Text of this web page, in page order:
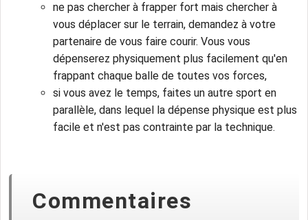
ne pas chercher à frapper fort mais chercher à
vous déplacer sur le terrain, demandez à votre
partenaire de vous faire courir. Vous vous
dépenserez physiquement plus facilement qu'en
frappant chaque balle de toutes vos forces,
si vous avez le temps, faites un autre sport en
parallèle, dans lequel la dépense physique est plus
facile et n'est pas contrainte par la technique.
Commentaires